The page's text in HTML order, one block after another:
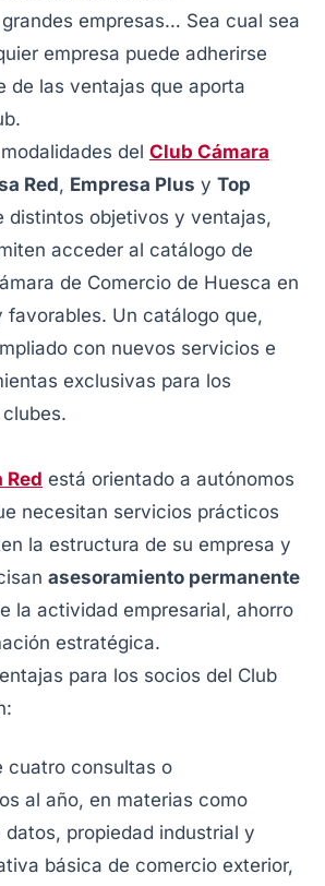
empresas… Sea cual sea
empresa puede adherirse
de las ventajas que aporta
del Club Cámara
Red, Empresa Plus y Top
distintos objetivos y ventajas,
acceder al catálogo de
de Comercio de Huesca en
favorables. Un catálogo que,
con nuevos servicios e
exclusivas para los
Red está orientado a autónomos
necesitan servicios prácticos
la estructura de su empresa y
asesoramiento permanente
la actividad empresarial, ahorro
estratégica.
para los socios del Club
cuatro consultas o
al año, en materias como
propiedad industrial y
básica de comercio exterior,